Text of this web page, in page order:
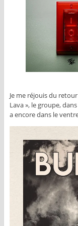
Je me réjouis du
Lava », le groupe,
a encore dans le